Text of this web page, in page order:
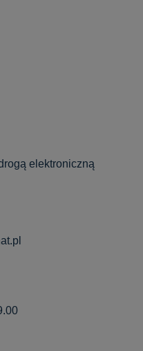
elektroniczną